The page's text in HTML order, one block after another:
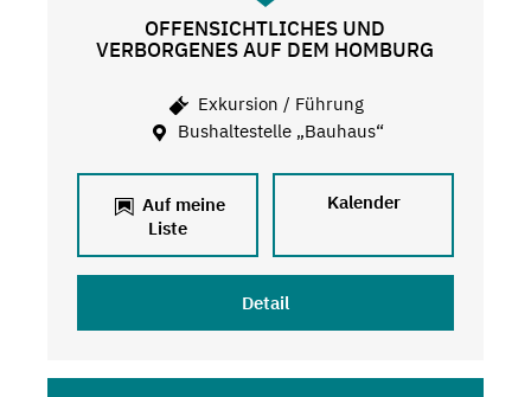
OFFENSICHTLICHES UND
VERBORGENES AUF DEM HOMBURG
Exkursion / Führung
Bushaltestelle „Bauhaus“
Auf meine
Liste
Kalender
Detail